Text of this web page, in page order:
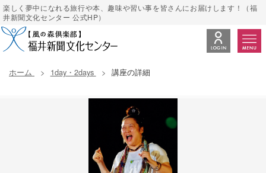
楽しく夢中になれる旅行や本、趣味や習い事を皆さんにお届けします！（福
井新聞文化センター 公式HP）
ホーム 1day・2days 講座の詳細